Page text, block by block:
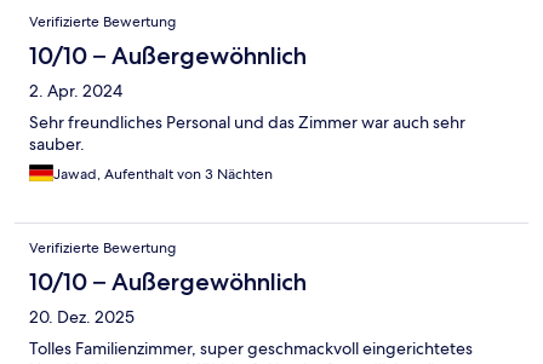
Verifizierte Bewertung
10/10 – Außergewöhnlich
2. Apr. 2024
Sehr freundliches Personal und das Zimmer war auch sehr
sauber.
Jawad, Aufenthalt von 3 Nächten
Verifizierte Bewertung
10/10 – Außergewöhnlich
20. Dez. 2025
Tolles Familienzimmer, super geschmackvoll eingerichtetes